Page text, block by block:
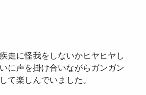
走に怪我をしないかヒヤヒヤし
に声を掛け合いながらガンガン
て楽しんでいました。